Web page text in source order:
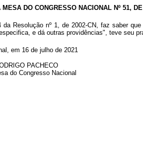
DO CONGRESSO NACIONAL Nº 51,
Resolução nº 1, de 2002-CN, faz saber
e dá outras providências", teve seu
em 16 de julho de 2021
PACHECO
do Congresso Nacional